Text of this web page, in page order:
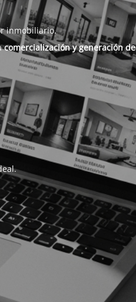
inmobiliario.
comercialización y generación de